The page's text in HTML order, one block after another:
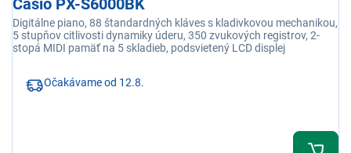
Casio PX-S6000BK
Digitálne piano, 88 štandardných kláves s kladivkovou mechanikou,
5 stupňov citlivosti dynamiky úderu, 350 zvukových registrov, 2-
stopá MIDI pamäť na 5 skladieb, podsvietený LCD displej
Očakávame od 12.8.